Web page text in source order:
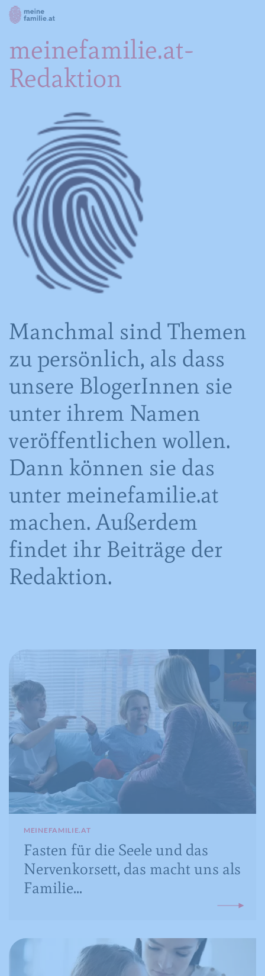
meinefamilie.at-
Redaktion
Manchmal sind Themen
zu persönlich, als dass
unsere BlogerInnen sie
unter ihrem Namen
veröffentlichen wollen.
Dann können sie das
unter meinefamilie.at
machen. Außerdem
findet ihr Beiträge der
Redaktion.
MEINEFAMILIE.AT
Fasten für die Seele und das
Nervenkorsett, das macht uns als
Familie...